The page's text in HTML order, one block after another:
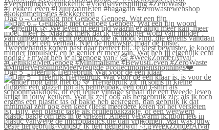
Dag 6 – Gelukkig met Genoeg Genoeg. Wat een fijn
Dag 5 – Heerlijk Hergebruik Wat voor de één klaar